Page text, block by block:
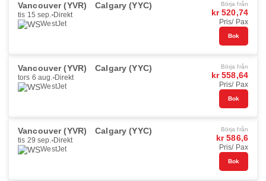
Vancouver (YVR) Calgary (YYC)
tis 15 sep. Direkt
WestJet
Börja från
kr 520,74
Pris/ Pax
Bok
Vancouver (YVR) Calgary (YYC)
tors 6 aug. Direkt
WestJet
Börja från
kr 558,64
Pris/ Pax
Bok
Vancouver (YVR) Calgary (YYC)
tis 29 sep. Direkt
WestJet
Börja från
kr 586,6
Pris/ Pax
Bok